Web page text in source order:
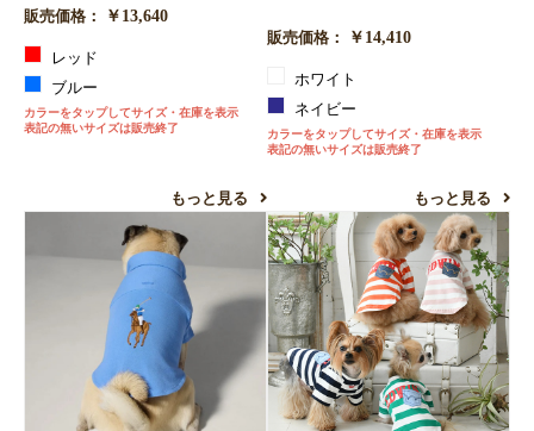
販売価格：
￥13,640
レッド
ブルー
カラーをタップしてサイズ・在庫を表示
表記の無いサイズは販売終了
もっと見る
販売価格： ￥14,410
ホワイト
ネイビー
カラーをタップしてサイズ・在庫を表示
表記の無いサイズは販売終了
もっと見る